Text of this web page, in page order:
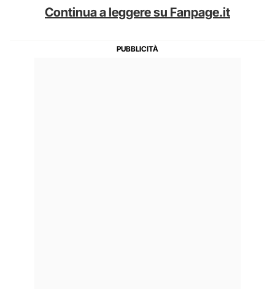
Continua a leggere su Fanpage.it